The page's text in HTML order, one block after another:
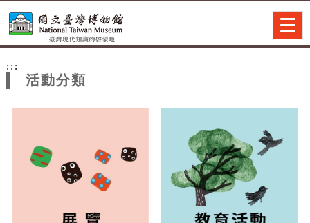
網
站
主
:::
活動分類